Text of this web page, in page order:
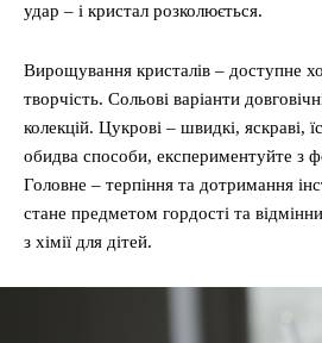
удар – і кристал розколюється.
Вирощування кристалів – доступне
творчість. Сольові варіанти
колекцій. Цукрові – швидкі, яскраві,
обидва способи, експериментуйте з
Головне – терпіння та дотримання
стане предметом гордості та
з хімії для дітей.